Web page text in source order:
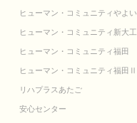
ヒューマン・コミュニティやよい
ヒューマン・コミュニティ新大工
ヒューマン・コミュニティ福田
ヒューマン・コミュニティ福田Ⅱ
リハプラスあたご
安心センター